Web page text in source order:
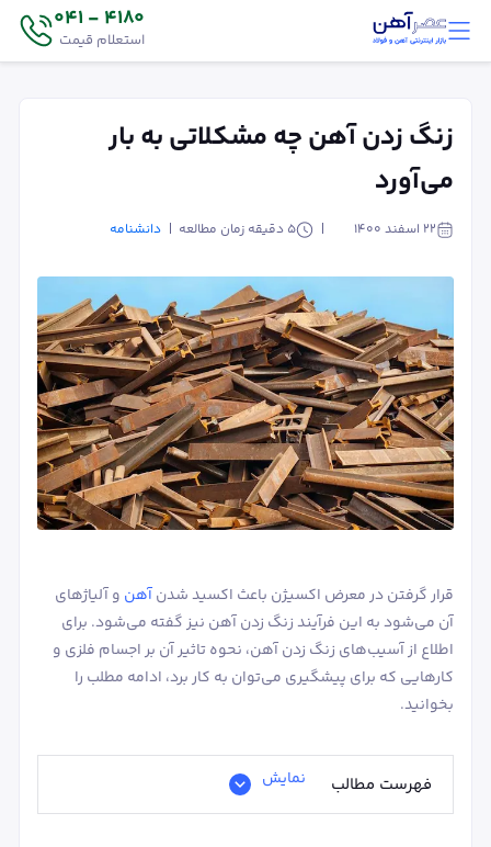
4180 - 041
استعلام قیمت
زنگ زدن آهن چه مشکلاتی به بار
می‌آورد
۲۲ اسفند ۱۴۰۰ 5 دقیقه زمان مطالعه دانشنامه
قرار گرفتن در معرض اکسیژن باعث اکسید شدنآهن و آلیاژهای
آن می‌شود به این فرآیند زنگ زدن آهن نیز گفته می‌شود. برای
اطلاع از آسیب‌های زنگ زدن آهن، نحوه تاثیر آن بر اجسام فلزی و
کارهایی که برای پیشگیری می‌توان به کار برد، ادامه مطلب را
بخوانید.
فهرست مطالب نمایش